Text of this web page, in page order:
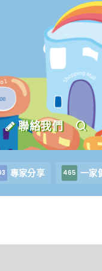
聯絡我們
專家分享 465 一家